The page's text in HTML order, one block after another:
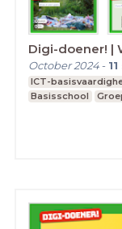
Digi-doener! |
October 2024- 11
ICT-
Basisschool